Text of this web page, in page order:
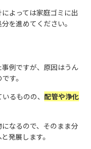
よっては家庭ゴミに出
を進めてください。
例ですが、原因はうん
す。
るものの、 配管や浄化
なるので、そのまま分
発展します。